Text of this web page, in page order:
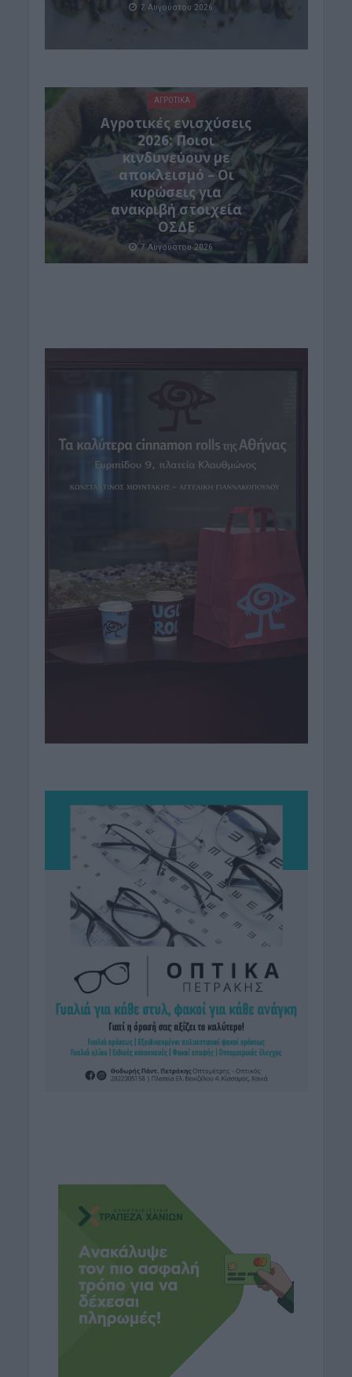
7 Αυγούστου 2026
ΑΓΡΟΤΙΚΑ
Αγροτικές ενισχύσεις
2026: Ποιοι
κινδυνεύουν με
αποκλεισμό – Οι
κυρώσεις για
ανακριβή στοιχεία
ΟΣΔΕ
7 Αυγούστου 2026